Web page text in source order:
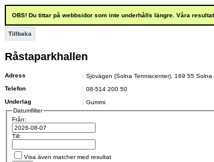
OBS! Du tittar på webbsidor som inte underhålls längre. Våra
Tillbaka
Råstaparkhallen
Adress Sjövägen (Solna Tenniscenter) 169 55 Solna
Telefon
08-514 200 50
Underlag
Gummi
Datumfilter
Från:
Till:
Visa även matcher med resultat